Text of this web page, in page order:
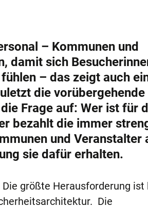
– Kommunen und
damit sich
– das zeigt auch
die vorübergehende
Frage auf: Wer ist für
bezahlt die immer
und Veranstalter
sie dafür erhalten.
größte Herausforderung ist
Die